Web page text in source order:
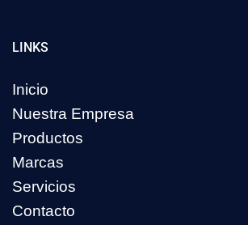
LINKS
Inicio
Nuestra Empresa
Productos
Marcas
Servicios
Contacto